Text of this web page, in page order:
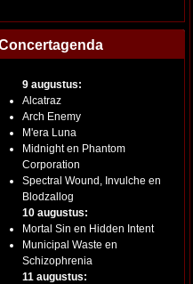
9 augustus:
Alcatraz
Arch Enemy
M'era Luna
Midnight en Phantom
Corporation
Spectral Wound, Invulche en
Blodzallog
10 augustus:
Mortal Sin en Hidden Intent
Municipal Waste en
Schizophrenia
11 augustus: